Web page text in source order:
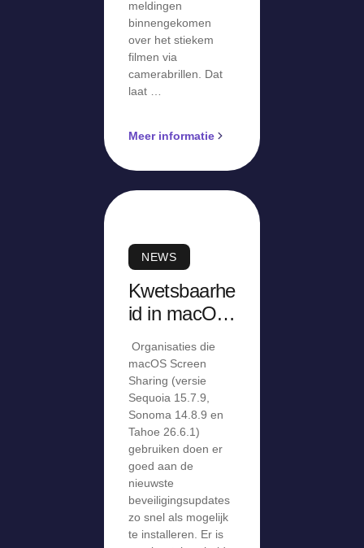
meldingen
binnengekomen
over het stiekem
filmen via
camerabrillen. Dat
laat …
Meer informatie
NEWS
Kwetsbaarhe
id in macOS
Sharing
Organisaties die
macOS Screen
Sharing (versie
Sequoia 15.7.9,
Sonoma 14.8.9 en
Tahoe 26.6.1)
gebruiken doen er
goed aan de
nieuwste
beveiligingsupdates
zo snel als mogelijk
te installeren. Er is